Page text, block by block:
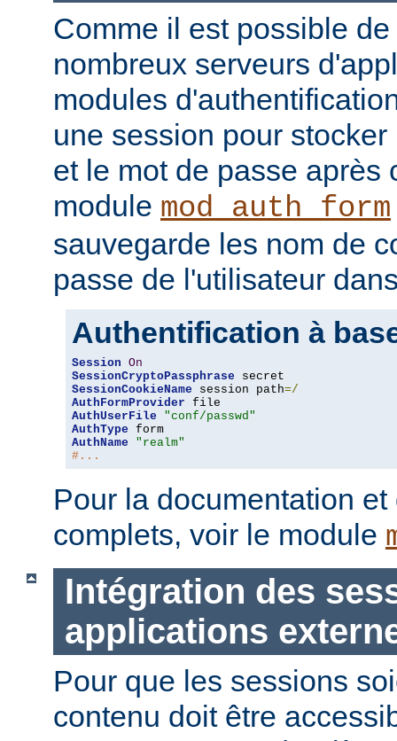
Comme il est possible
nombreux serveurs
modules
une session pour
et le mot de passe après
module mod_auth_form
sauvegarde les nom de
passe de l'utilisateur
Authentification à
Session On
SessionCryptoPassphrase
SessionCookieName session path=/
AuthFormProvider
AuthUserFile
"conf/passwd"
AuthType
AuthName
"realm"
#...
Pour la documentation
complets, voir le module
Intégration des
applications
Pour que les sessions
contenu doit être